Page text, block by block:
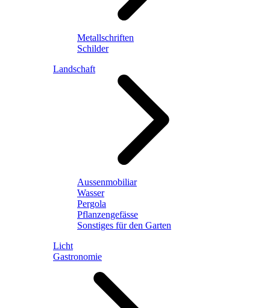
Metallschriften
Schilder
Landschaft
Aussenmobiliar
Wasser
Pergola
Pflanzengefässe
Sonstiges für den Garten
Licht
Gastronomie